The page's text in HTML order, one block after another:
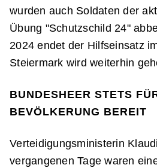
wurden auch Soldaten der
Übung "Schutzschild 24"
2024 endet der Hilfseinsatz
Steiermark wird weiterhin
BUNDESHEER STETS
BEVÖLKERUNG BEREIT
Verteidigungsministerin
vergangenen Tage waren